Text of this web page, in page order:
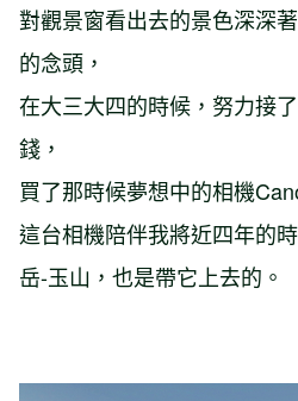
對觀景窗看出去的景色深深
的念頭，
在大三大四的時候，努力接
錢，
買了那時候夢想中的相機
這台相機陪伴我將近四年的
岳-玉山，也是帶它上去的。